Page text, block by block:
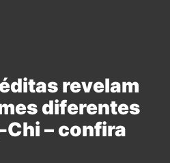
revelam
diferentes
Chi – confira